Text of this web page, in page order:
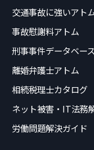
交通事故に強いアト
事故慰謝料アトム
刑事事件データベース
離婚弁護士アトム
相続税理士カタログ
ネット被害・IT法務
労働問題解決ガイド